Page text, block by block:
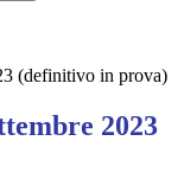
(definitivo in prova)
2023